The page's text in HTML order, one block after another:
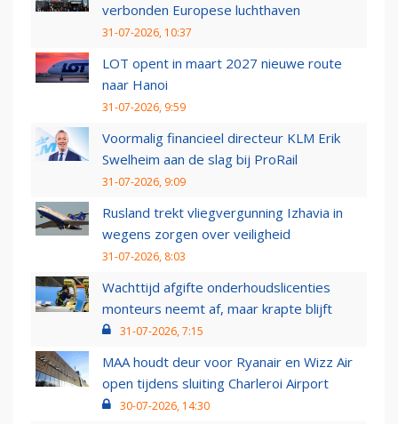
verbonden Europese luchthaven
31-07-2026, 10:37
LOT opent in maart 2027 nieuwe route
naar Hanoi
31-07-2026, 9:59
Voormalig financieel directeur KLM Erik
Swelheim aan de slag bij ProRail
31-07-2026, 9:09
Rusland trekt vliegvergunning Izhavia in
wegens zorgen over veiligheid
31-07-2026, 8:03
Wachttijd afgifte onderhoudslicenties
monteurs neemt af, maar krapte blijft
31-07-2026, 7:15
MAA houdt deur voor Ryanair en Wizz Air
open tijdens sluiting Charleroi Airport
30-07-2026, 14:30